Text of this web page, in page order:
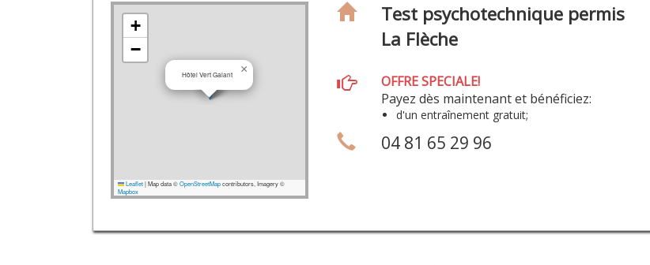
Hôtel Vert Galant ×
+
−
Leaflet |Map data ©OpenStreetMapcontributors, Imagery ©
Mapbox
Test psychotechnique permis
La Flèche
OFFRE SPECIALE!
Payez dès maintenant et bénéficiez:
d'un entraînement gratuit;
04 81 65 29 96